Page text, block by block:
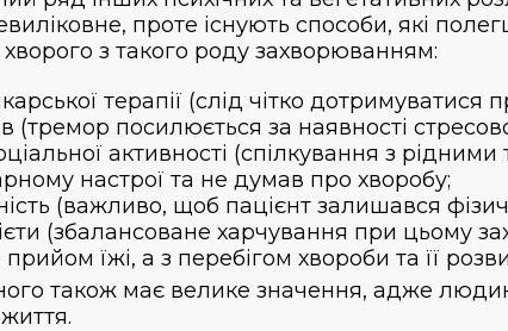
проте існують способи, які
з такого роду захворюванням:
терапії (слід чітко дотримуватися
(тремор посилюється за наявності
активності (спілкування з
настрої та не думав про хворобу;
(важливо, щоб пацієнт залишався
(збалансоване харчування при цьому
їжі, а з перебігом хвороби та її
також має велике значення, адже